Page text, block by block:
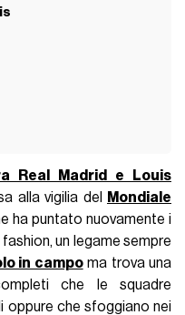
Real Madrid e Louis
alla vigilia del
Mondiale
ha puntato nuovamente i
un legame sempre
in campoma trova una
che le squadre
oppure che sfoggiano nei